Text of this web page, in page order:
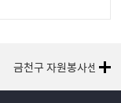
금천구 자원봉사센터